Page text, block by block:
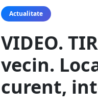
Actualitate
VIDEO.
vecin.
curent,